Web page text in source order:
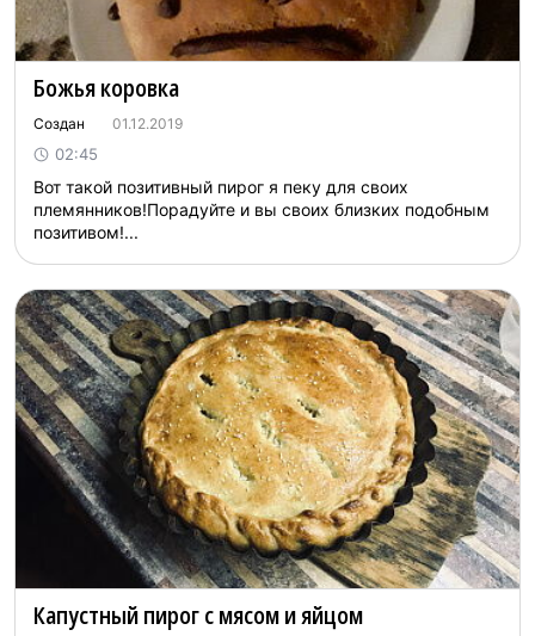
Божья коровка
Создан 01.12.2019
02:45
Вот такой позитивный пирог я пеку для своих
племянников!Порадуйте и вы своих близких подобным
позитивом!...
Капустный пирог с мясом и яйцом